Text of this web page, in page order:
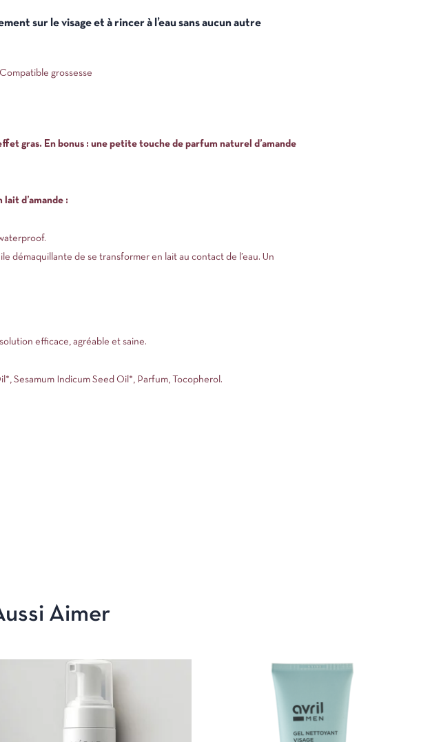
sur le visage et à rincer à l’eau sans aucun autre
Compatible grossesse
gras. En bonus : une petite touche de parfum naturel d’amande
d’amande :
démaquillante de se transformer en lait au contact de l’eau. Un
efficace, agréable et saine.
Sesamum Indicum Seed Oil*, Parfum, Tocopherol.
Aimer